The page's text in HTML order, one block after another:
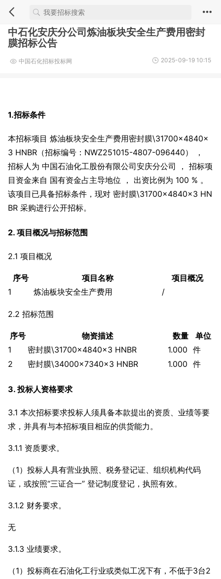
中石化安庆分公司炼油板块安全生产费用密封
膜招标公告
中国石化招标投标网 2025-09-19 10:15
1.招标条件
本招标项目 炼油板块安全生产费用密封膜\31700×4840×
3 HNBR（招标编号：NWZ251015-4807-096440） ，
招标人为 中国石油化工股份有限公司安庆分公司 ， 招标项
目资金来自 国有资金占主导地位 ， 出资比例为 100 % 。
该项目已具备招标条件，现对 密封膜\31700×4840×3 HN
BR 采购进行公开招标。
2. 项目概况与招标范围
2.1 项目概况
序号 项目名称
项目概况
1
炼油板块安全生产费用 /
2.2 招标范围
序号 物资描述 数量
单位
1
密封膜\31700×4840×3 HNBR 1.000 件
2
密封膜\34000×7340×3 HNBR 1.000 件
3. 投标人资格要求
3.1 本次招标要求投标人须具备本款提出的资质、业绩等要
求，并具有与本招标项目相应的供货能力。
3.1.1 资质要求。
（1）投标人具有营业执照、税务登记证、组织机构代码
证，或按照“三证合一” 登记制度登记，执照有效。
3.1.2 财务要求。
无
3.1.3 业绩要求。
（1）投标商在石油化工行业或类似工况下有，不低于3台2